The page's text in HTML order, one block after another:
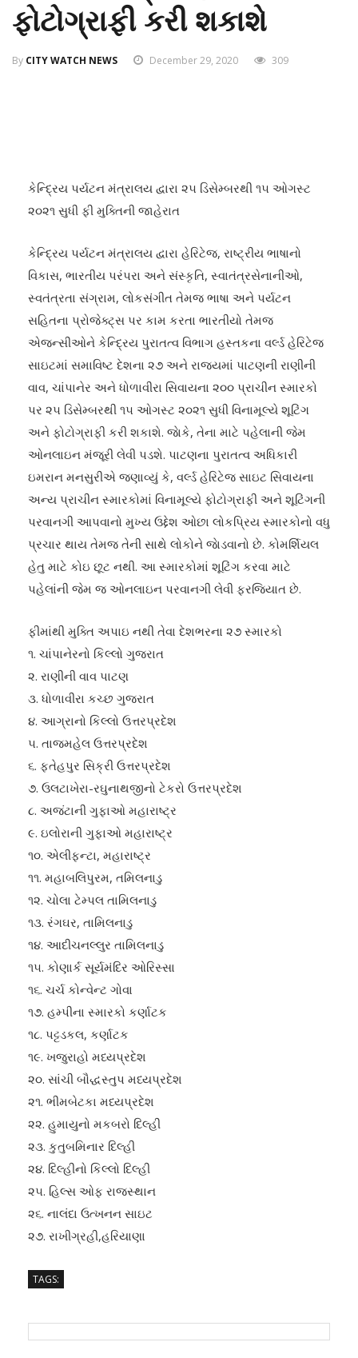
ફોટોગ્રાફી કરી શકાશે
By CITY WATCH NEWS December 29, 2020 309
કેન્દ્રિય પર્યટન મંત્રાલય દ્વારા ૨૫ ડિસેમ્બરથી ૧૫ ઓગસ્ટ
૨૦૨૧ સુધી ફી મુક્તિની જાહેરાત
કેન્દ્રિય પર્યટન મંત્રાલય દ્વારા હેરિટેજ, રાષ્ટ્રીય ભાષાનો
વિકાસ, ભારતીય પરંપરા અને સંસ્કૃતિ, સ્વાતંત્રસેનાનીઓ,
સ્વતંત્રતા સંગ્રામ, લોકસંગીત તેમજ ભાષા અને પર્યટન
સહિતના પ્રોજેક્ટ્‌સ પર કામ કરતા ભારતીયો તેમજ
એજન્સીઓને કેન્દ્રિય પુરાતત્વ વિભાગ હસ્તકના વર્લ્ડ હેરિટેજ
સાઇટમાં સમાવિષ્ટ દેશના ૨૭ અને રાજ્યમાં પાટણની રાણીની
વાવ, ચાંપાનેર અને ધોળાવીરા સિવાયના ૨૦૦ પ્રાચીન સ્મારકો
પર ૨૫ ડિસેમ્બરથી ૧૫ ઓગસ્ટ ૨૦૨૧ સુધી વિનામૂલ્યે શૂટિંગ
અને ફોટોગ્રાફી કરી શકાશે. જાેકે, તેના માટે પહેલાની જેમ
ઓનલાઇન મંજૂરી લેવી પડશે. પાટણના પુરાતત્વ અધિકારી
ઇમરાન મનસુરીએ જણાવ્યું કે, વર્લ્ડ હેરિટેજ સાઇટ સિવાયના
અન્ય પ્રાચીન સ્મારકોમાં વિનામૂલ્યે ફોટોગ્રાફી અને શૂટિંગની
પરવાનગી આપવાનો મુખ્ય ઉદ્દેશ ઓછા લોકપ્રિય સ્મારકોનો વધુ
પ્રચાર થાય તેમજ તેની સાથે લોકોને જાેડવાનો છે. કોમર્શિયલ
હેતુ માટે કોઇ છૂટ નથી. આ સ્મારકોમાં શૂટિંગ કરવા માટે
પહેલાંની જેમ જ ઓનલાઇન પરવાનગી લેવી ફરજિયાત છે.
ફીમાંથી મુક્તિ અપાઇ નથી તેવા દેશભરના ૨૭ સ્મારકો
૧. ચાંપાનેરનો કિલ્લો ગુજરાત
૨. રાણીની વાવ પાટણ
૩. ધોળાવીરા કચ્છ ગુજરાત
૪. આગ્રાનો કિલ્લો ઉત્તરપ્રદેશ
૫. તાજમહેલ ઉત્તરપ્રદેશ
૬. ફતેહપુર સિક્રી ઉત્તરપ્રદેશ
૭. ઉલટાખેરા-રઘુનાથજીનો ટેકરો ઉત્તરપ્રદેશ
૮. અજંટાની ગુફાઓ મહારાષ્ટ્ર
૯. ઇલોરાની ગુફાઓ મહારાષ્ટ્ર
૧૦. એલીફન્ટા, મહારાષ્ટ્ર
૧૧. મહાબલિપુરમ, તમિલનાડુ
૧૨. ચોલા ટેમ્પલ તામિલનાડુ
૧૩. રંગઘર, તામિલનાડુ
૧૪. આદીચનલ્લુર તામિલનાડુ
૧૫. કોણાર્ક સૂર્યમંદિર ઓરિસ્સા
૧૬. ચર્ચ કોન્વેન્ટ ગોવા
૧૭. હમ્પીના સ્મારકો કર્ણાટક
૧૮. પટ્ટડકલ, કર્ણાટક
૧૯. ખજુરાહો મધ્યપ્રદેશ
૨૦. સાંચી બૌદ્ધસ્તુપ મધ્યપ્રદેશ
૨૧. ભીમબેટકા મધ્યપ્રદેશ
૨૨. હુમાયુનો મકબરો દિલ્હી
૨૩. કુતુબમિનાર દિલ્હી
૨૪. દિલ્હીનો કિલ્લો દિલ્હી
૨૫. હિલ્સ ઓફ રાજસ્થાન
૨૬. નાલંદા ઉત્ખનન સાઇટ
૨૭. રાખીગ્રહી,હરિયાણા
TAGS: